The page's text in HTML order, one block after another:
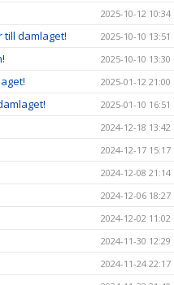
2025-10-12 10:34
damlaget! 2025-10-10 13:51
2025-10-10 13:30
2025-01-12 21:00
2025-01-10 16:51
2024-12-18 13:42
2024-12-17 15:17
2024-12-08 21:14
2024-12-06 18:27
2024-12-02 11:02
2024-11-30 12:29
2024-11-24 22:17